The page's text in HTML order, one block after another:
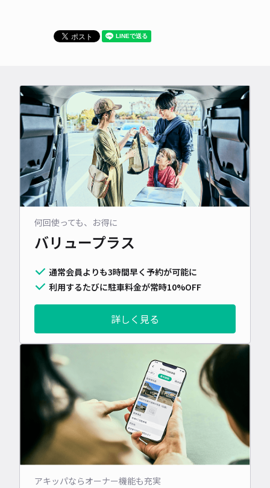
何回使っても、お得に
バリュープラス
通常会員よりも3時間早く予約が可能に
利用するたびに駐車料金が常時10%OFF
詳しく見る
アキッパならオーナー機能も充実